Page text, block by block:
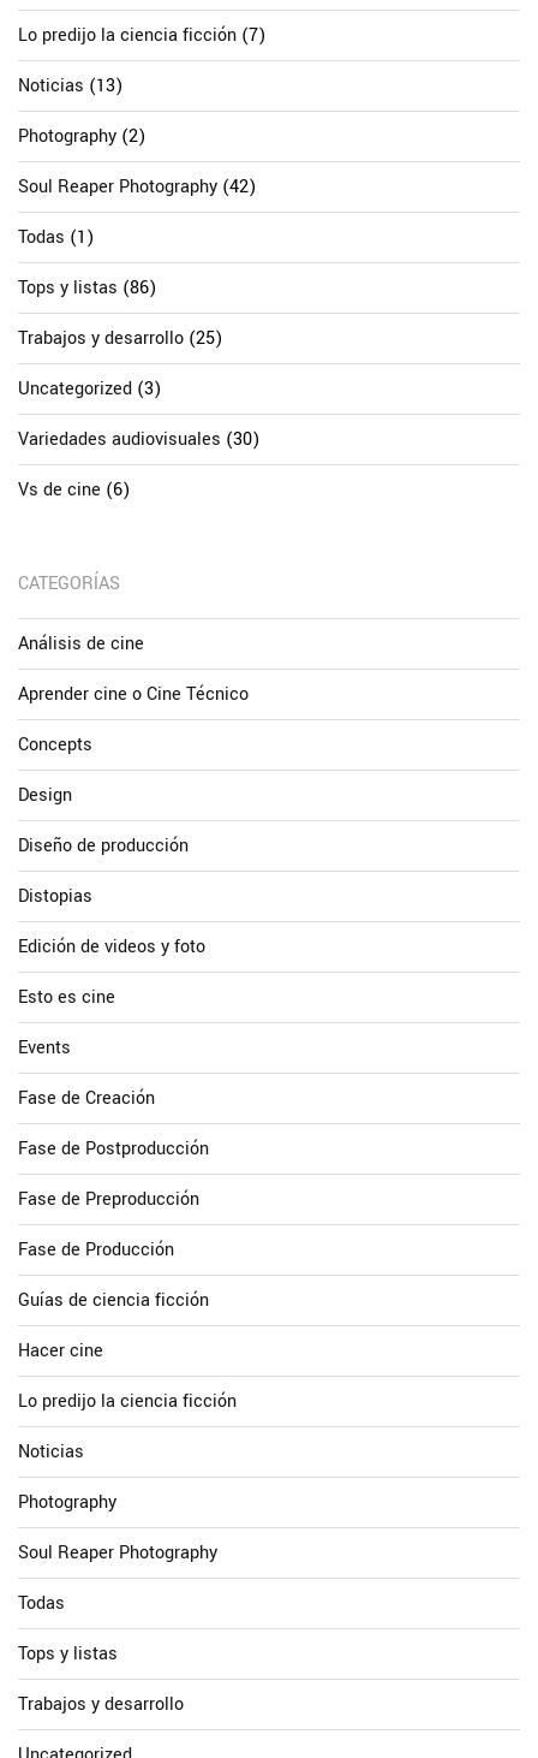
Lo predijo la ciencia ficción (7)
Noticias (13)
Photography (2)
Soul Reaper Photography (42)
Todas (1)
Tops y listas (86)
Trabajos y desarrollo (25)
Uncategorized (3)
Variedades audiovisuales (30)
Vs de cine (6)
CATEGORÍAS
Análisis de cine
Aprender cine o Cine Técnico
Concepts
Design
Diseño de producción
Distopias
Edición de videos y foto
Esto es cine
Events
Fase de Creación
Fase de Postproducción
Fase de Preproducción
Fase de Producción
Guías de ciencia ficción
Hacer cine
Lo predijo la ciencia ficción
Noticias
Photography
Soul Reaper Photography
Todas
Tops y listas
Trabajos y desarrollo